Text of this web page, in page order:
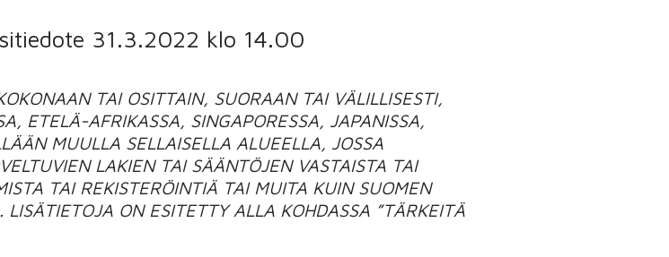
31.3.2022 klo 14.00
TAI OSITTAIN, SUORAAN TAI VÄLILLISESTI,
ETELÄ-AFRIKASSA, SINGAPORESSA, JAPANISSA,
MUULLA SELLAISELLA ALUEELLA, JOSSA
LAKIEN TAI SÄÄNTÖJEN VASTAISTA TAI
TAI REKISTERÖINTIÄ TAI MUITA KUIN SUOMEN
ON ESITETTY ALLA KOHDASSA ”TÄRKEITÄ